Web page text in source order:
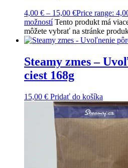
4,00 € – 15,00 €Price range:
možností Tento produkt má
môžete vybrať na stránke
Steamy zmes –
ciest 168g
15,00 € Pridať do košíka